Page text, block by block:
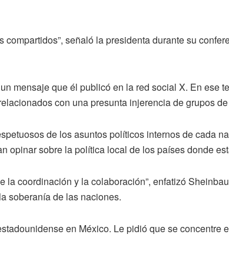
señaló la presidenta durante su
mensaje que él publicó en la red social X. En ese
con una presunta injerencia de grupos
de los asuntos políticos internos de cada
opinar sobre la política local de los países donde
la coordinación y la colaboración”, enfatizó
soberanía de las naciones.
en México. Le pidió que se concentre